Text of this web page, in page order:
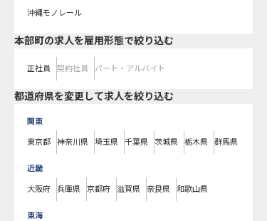
沖縄モノレール
本部町の求人を雇用形態で絞り込む
正社員 契約社員 パート・アルバイト
都道府県を変更して求人を絞り込む
関東
東京都 神奈川県 埼玉県 千葉県 茨城県 栃木県 群馬県
近畿
大阪府 兵庫県 京都府 滋賀県 奈良県 和歌山県
東海